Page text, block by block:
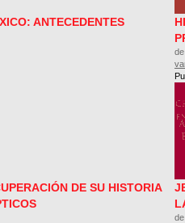
ANTECEDENTES
DE SU HISTORIA